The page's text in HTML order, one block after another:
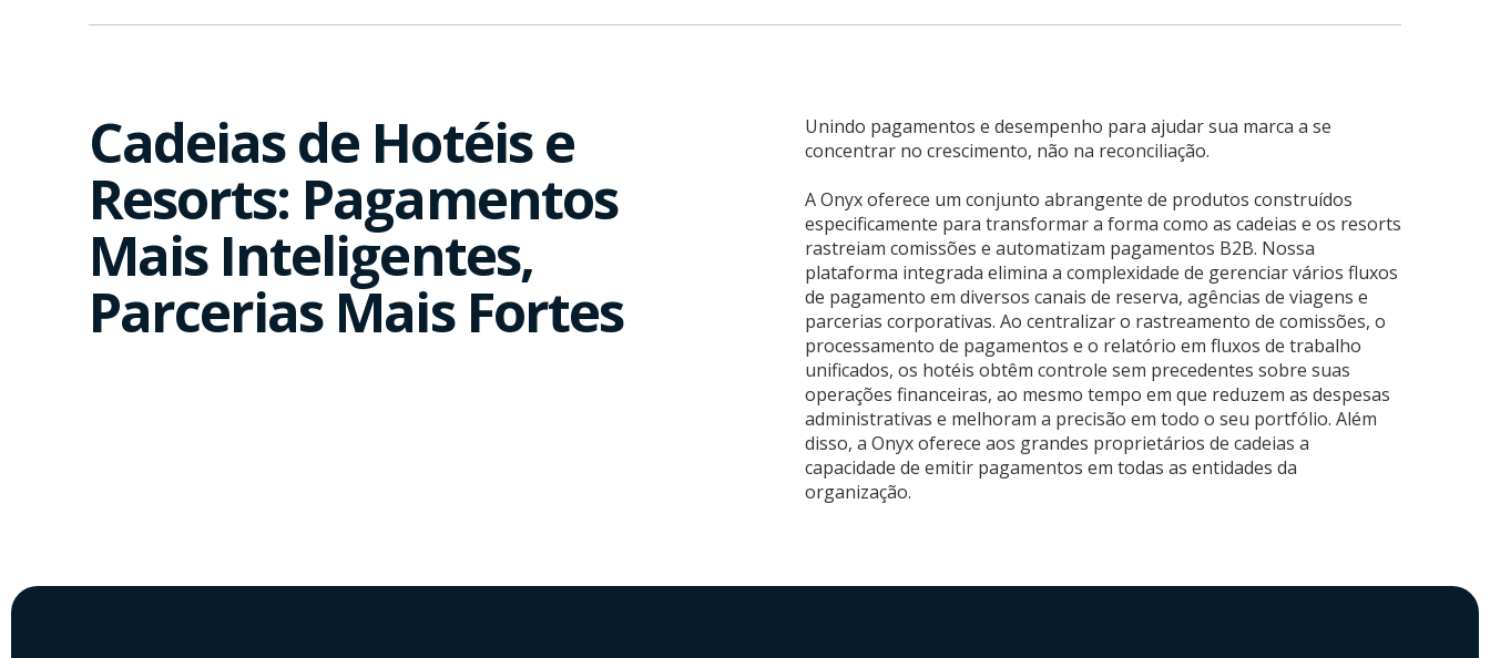
Cadeias de Hotéis e
Resorts: Pagamentos
Mais Inteligentes,
Parcerias Mais Fortes
Unindo pagamentos e desempenho para ajudar sua marca a se
concentrar no crescimento, não na reconciliação.
A Onyx oferece um conjunto abrangente de produtos construídos
especificamente para transformar a forma como as cadeias e os resorts
rastreiam comissões e automatizam pagamentos B2B. Nossa
plataforma integrada elimina a complexidade de gerenciar vários fluxos
de pagamento em diversos canais de reserva, agências de viagens e
parcerias corporativas. Ao centralizar o rastreamento de comissões, o
processamento de pagamentos e o relatório em fluxos de trabalho
unificados, os hotéis obtêm controle sem precedentes sobre suas
operações financeiras, ao mesmo tempo em que reduzem as despesas
administrativas e melhoram a precisão em todo o seu portfólio. Além
disso, a Onyx oferece aos grandes proprietários de cadeias a
capacidade de emitir pagamentos em todas as entidades da
organização.